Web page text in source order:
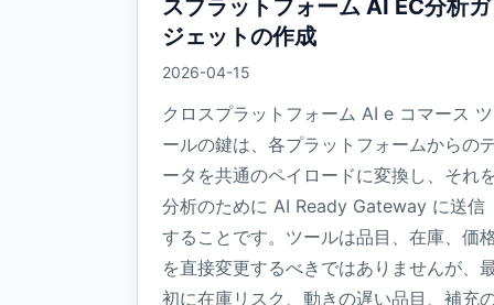
スプラットフォーム AI EC分析ガ
ジェットの作成
2026-04-15
クロスプラットフォーム AI e コマース ツ
ールの鍵は、各プラットフォームからの
ータを共通のペイロードに変換し、それを
分析のために AI Ready Gateway に送信
することです。ツールは品目、在庫、価
を直接変更するべきではありませんが、
初に在庫リスク、動きの遅い品目、補充